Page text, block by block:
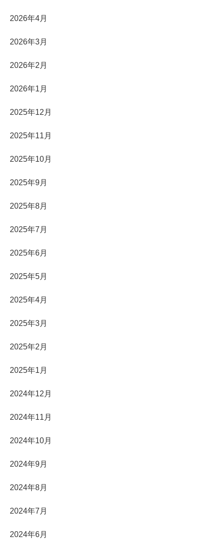
2026年4月
2026年3月
2026年2月
2026年1月
2025年12月
2025年11月
2025年10月
2025年9月
2025年8月
2025年7月
2025年6月
2025年5月
2025年4月
2025年3月
2025年2月
2025年1月
2024年12月
2024年11月
2024年10月
2024年9月
2024年8月
2024年7月
2024年6月